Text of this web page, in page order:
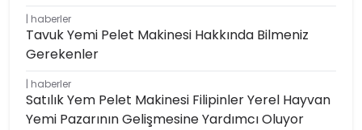
haberler
Tavuk Yemi Pelet Makinesi Hakkında Bilmeniz
Gerekenler
haberler
Satılık Yem Pelet Makinesi Filipinler Yerel Hayvan
Yemi Pazarının Gelişmesine Yardımcı Oluyor